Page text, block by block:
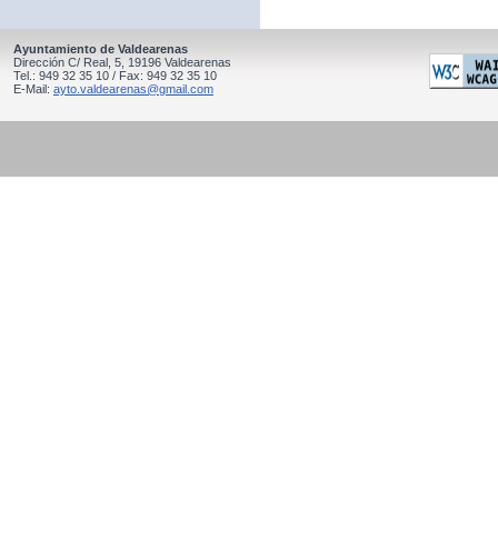
Ayuntamiento de Valdearenas
Dirección C/ Real, 5, 19196 Valdearenas
Tel.: 949 32 35 10 / Fax: 949 32 35 10
E-Mail: ayto.valdearenas@gmail.com